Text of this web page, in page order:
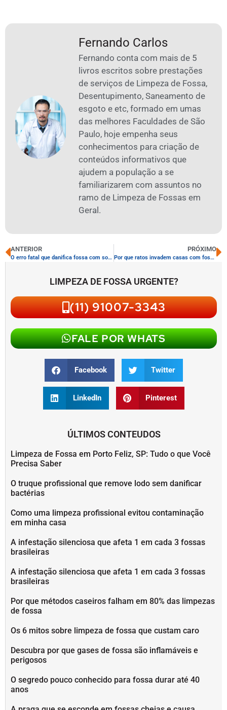
Fernando Carlos
Fernando conta com mais de 5
livros escritos sobre prestações
de serviços de Limpeza de Fossa,
Desentupimento, Saneamento de
esgoto e etc, formado em umas
das melhores Faculdades de São
Paulo, hoje empenha seus
conhecimentos para criação de
conteúdos informativos que
ajudem a população a se
familiarizarem com assuntos no
ramo de Limpeza de Fossas em
Geral.
ANTERIOR
O erro fatal que danifica fossa com soda cáustica
PRÓXIMO
Por que ratos invadem casas com fossa sobrecarregada
LIMPEZA DE FOSSA URGENTE?
(11) 91007-3343
FALE POR WHATS
Facebook Twitter
LinkedIn Pinterest
ÚLTIMOS CONTEUDOS
Limpeza de Fossa em Porto Feliz, SP: Tudo o que Você
Precisa Saber
O truque profissional que remove lodo sem danificar
bactérias
Como uma limpeza profissional evitou contaminação
em minha casa
A infestação silenciosa que afeta 1 em cada 3 fossas
brasileiras
A infestação silenciosa que afeta 1 em cada 3 fossas
brasileiras
Por que métodos caseiros falham em 80% das limpezas
de fossa
Os 6 mitos sobre limpeza de fossa que custam caro
Descubra por que gases de fossa são inflamáveis e
perigosos
O segredo pouco conhecido para fossa durar até 40
anos